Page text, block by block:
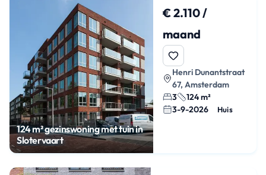
124 m² gezinswoning met tuin in
Slotervaart
€ 2.110 /
maand
Henri Dunantstraat
67, Amsterdam
3
124 m²
3-9-2026
Huis